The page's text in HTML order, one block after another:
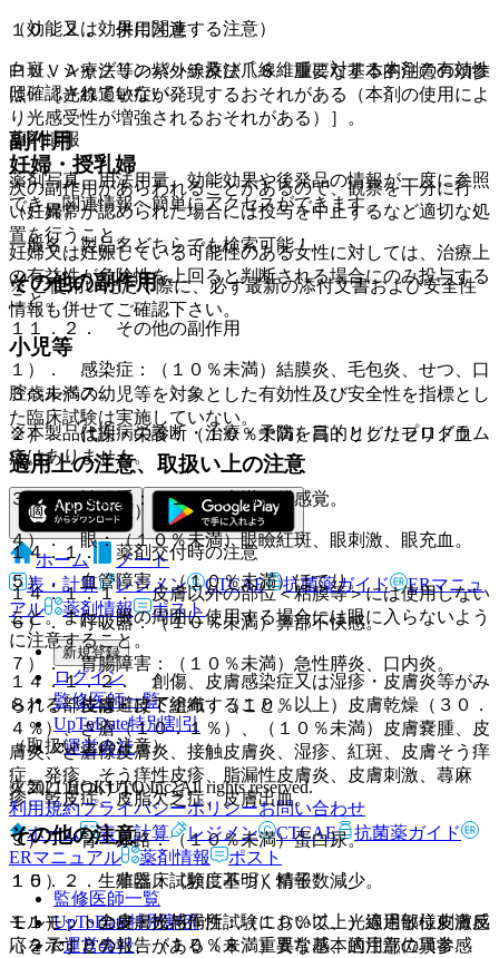
１０．２． 併用注意：
ＰＵＶＡ療法等の紫外線療法〔８．重要な基本的注意の項参
照〕［光線過敏症が発現するおそれがある（本剤の使用によ
り光感受性が増強されるおそれがある）］。
妊婦・授乳婦
（妊婦）
妊婦又は妊娠している可能性のある女性に対しては、治療上
の有益性が危険性を上回ると判断される場合にのみ投与する
こと。
小児等
３歳未満の幼児等を対象とした有効性及び安全性を指標とし
た臨床試験は実施していない。
適用上の注意、取扱い上の注意
（適用上の注意）
１４．１． 薬剤交付時の注意
１４．１．１． 皮膚以外の部位＜粘膜等＞には使用しない
こと。また、眼の周囲に使用する場合には眼に入らないよう
に注意すること。
１４．１．２． 創傷、皮膚感染症又は湿疹・皮膚炎等がみ
られる部位は避けて塗布すること。
（取扱い上の注意）
火気に近づけないこと。
その他の注意
１５．２． 非臨床試験に基づく情報
モルモットの皮膚光感作性試験において、光線過敏様皮膚反
応を示すとの報告がある〔８．重要な基本的注意の項参
（効能又は効果に関連する注意）
白斑、シャグリンパッチ及び爪線維腫に対する本剤の有効性
は確認されていない。
副作用
次の副作用があらわれることがあるので、観察を十分に行
い、異常が認められた場合には投与を中止するなど適切な処
置を行うこと。
その他の副作用
１１．２． その他の副作用
１）． 感染症：（１０％未満）結膜炎、毛包炎、せつ、口
腔ヘルペス。
２）． 代謝・栄養：（１０％未満）高トリグリセリド血
症。
３）． 神経系：（１０％未満）錯感覚。
４）． 眼：（１０％未満）眼瞼紅斑、眼刺激、眼充血。
５）． 血管障害：（１０％未満）ほてり。
６）． 呼吸器：（１０％未満）鼻部不快感。
７）． 胃腸障害：（１０％未満）急性膵炎、口内炎。
８）． 皮膚・皮下組織：（１０％以上）皮膚乾燥（３０．
４％）、ざ瘡（１０．１％）、（１０％未満）皮膚嚢腫、皮
膚炎、ざ瘡様皮膚炎、接触皮膚炎、湿疹、紅斑、皮膚そう痒
症、発疹、そう痒性皮疹、脂漏性皮膚炎、皮膚刺激、蕁麻
疹、乾皮症、皮脂欠乏症、皮膚出血。
９）． 腎・尿路：（１０％未満）蛋白尿。
１０）． 生殖器：（頻度不明）精子数減少。
１１）． 全身・投与局所：（１０％以上）適用部位刺激感
（２７．０％）、（１０％未満）異常感、適用部位異常感
薬剤情報
薬剤写真、用法用量、効能効果や後発品の情報が一度に参照
でき、関連情報へ簡単にアクセスができます。
一般名、製品名どちらでも検索可能！
※ ご使用いただく際に、必ず最新の添付文書および安全性
情報も併せてご確認下さい。
※本製品は疾病の診断・治療・予防を目的としたプログラム
ではありません。
ホーム
ノート
表・計算
レジメン CTCAE 抗菌薬ガイド
ERマニュ
アル
薬剤情報 ポスト
新規登録
ログイン
監修医師一覧
UpToDate特別割引
運営会社
© 2021 HOKUTO Inc. All rights reserved.
利用規約プライバシーポリシーお問い合わせ
ホーム
表・計算 レジメン CTCAE
抗菌薬ガイド
ERマニュアル
薬剤情報 ポスト
監修医師一覧
UpToDate特別割引
運営会社